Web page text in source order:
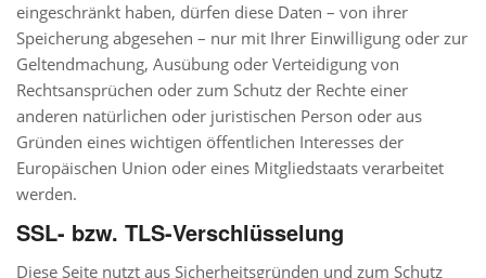
eingeschränkt haben, dürfen diese Daten – von ihrer
Speicherung abgesehen – nur mit Ihrer Einwilligung oder zur
Geltendmachung, Ausübung oder Verteidigung von
Rechtsansprüchen oder zum Schutz der Rechte einer
anderen natürlichen oder juristischen Person oder aus
Gründen eines wichtigen öffentlichen Interesses der
Europäischen Union oder eines Mitgliedstaats verarbeitet
werden.
SSL- bzw. TLS-Verschlüsselung
Diese Seite nutzt aus Sicherheitsgründen und zum Schutz